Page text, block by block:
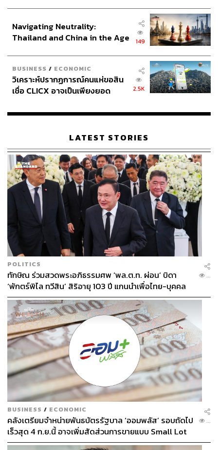
Navigating Neutrality:
Thailand and China in the Age
149
BUSINESS / ECONOMIC
วิเคราะห์ปรากฏการณ์คนแห่ขอสิน
เชื่อ CLICX อาจเป็นเพียงยอด
เรือนไทยที่ถูกซุกไว้
2.5K
LATEST STORIES
POLITICS
ทักษิณ ร่วมสวดพระอภิธรรมศพ ‘พล.ต.ท. ผ่อน’ บิดา
‘พักตร์พิไล ทวีสิน’ สิริอายุ 103 ปี แกนนำเพื่อไทย-บุคคล
หลากวงการร่วมอาลัย
...
BUSINESS / ECONOMIC
คลังเตรียมจำหน่ายพันธบัตรรัฐบาล ‘ออมพลัส’ รอบถัดไป
เร็วสุด 4 ก.ย.นี้ อาจเพิ่มสัดส่วนการขายแบบ Small Lot
First มากขึ้น
...